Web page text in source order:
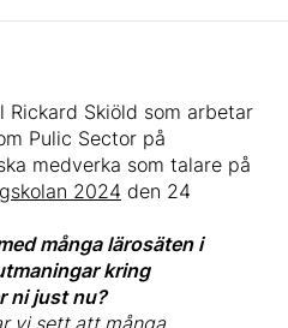
Skiöld som arbetar
Pulic Sector på
medverka som talare på
2024 den 24
många lärosäten i
kring
ni just nu?
vi sett att många